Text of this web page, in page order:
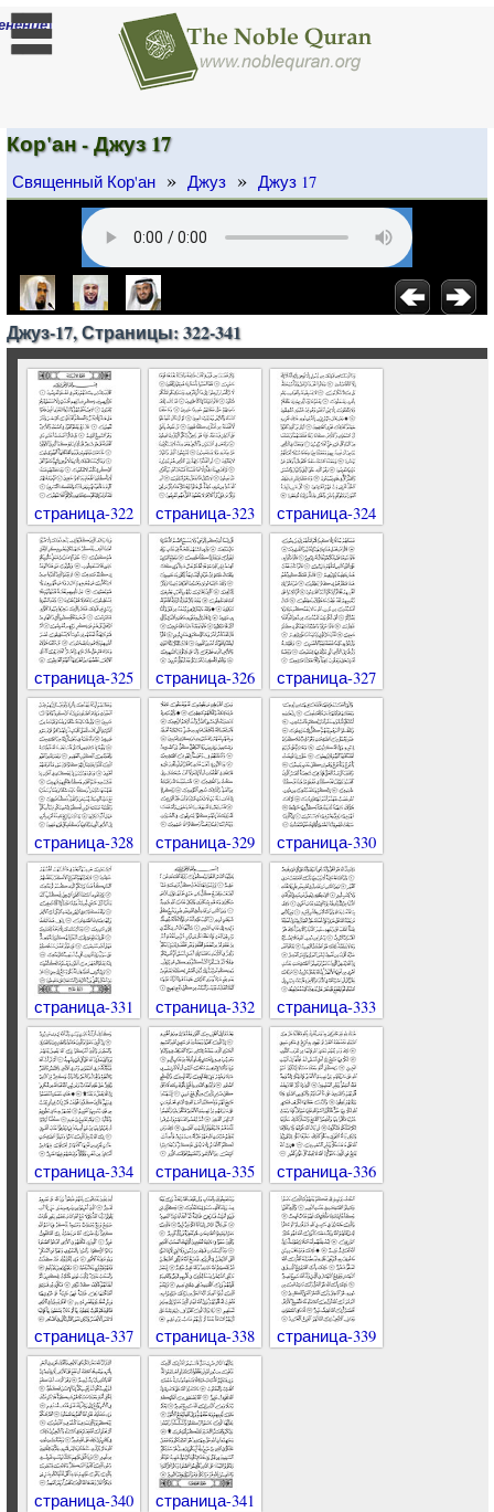
]
Кор'ан - Джуз 17
Священный Кор'ан » Джуз » Джуз 17
Джуз-17, Страницы: 322-341
страница-322 страница-323 страница-324
страница-325 страница-326 страница-327
страница-328 страница-329 страница-330
страница-331 страница-332 страница-333
страница-334 страница-335 страница-336
страница-337 страница-338 страница-339
страница-340 страница-341